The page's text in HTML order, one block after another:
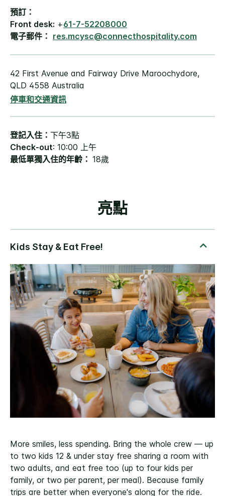
預訂：
Front desk: +61-7-52208000
電子郵件： res.mcysc@connecthospitality.com
42 First Avenue and Fairway Drive Maroochydore,
QLD 4558 Australia
停車和交通資訊
登記入住： 下午3點
Check-out: 10:00 上午
最低單獨入住的年齡： 18歲
亮點
More smiles, less spending. Bring the whole crew — up
to two kids 12 & under stay free sharing a room with
two adults, and eat free too (up to four kids per
family, or two per parent, per meal). Because family
trips are better when everyone's along for the ride.